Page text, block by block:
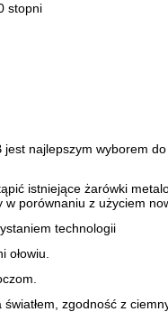
stopni
jest najlepszym wyborem
istniejące żarówki
porównaniu z użyciem
technologii
zgodność z